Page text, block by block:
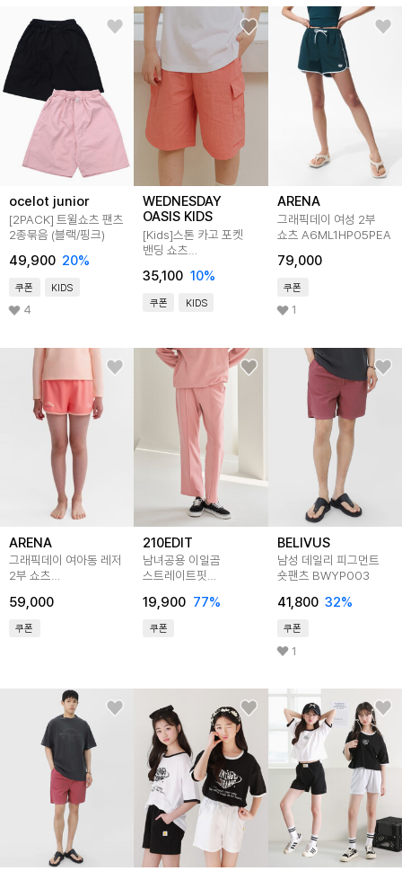
ocelot junior
[2PACK] 트윌쇼츠 팬츠
2종묶음 (블랙/핑크)
49,900 20%
쿠폰 KIDS
4
WEDNESDAY
OASIS KIDS
[Kids]스톤 카고 포켓
밴딩 쇼츠
35,100 10%
쿠폰 KIDS
ARENA
그래픽데이 여성 2부
쇼츠 A6ML1HP05PEA
79,000
쿠폰
1
ARENA
그래픽데이 여아동 레저
2부 쇼츠
59,000
쿠폰
210EDIT
남녀공용 이일곰
스트레이트핏
19,900 77%
쿠폰
BELIVUS
남성 데일리 피그먼트
숏팬츠 BWYP003
41,800 32%
쿠폰
1